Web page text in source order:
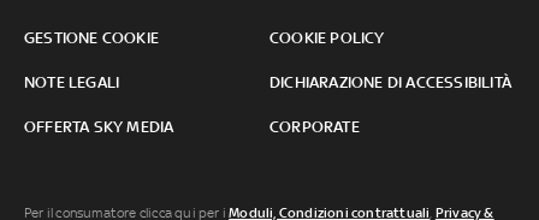
GESTIONE COOKIE COOKIE POLICY
NOTE LEGALI DICHIARAZIONE DI ACCESSIBILITÀ
OFFERTA SKY MEDIA CORPORATE
Per il consumatore clicca qui per iModuli, Condizioni contrattuali, Privacy &